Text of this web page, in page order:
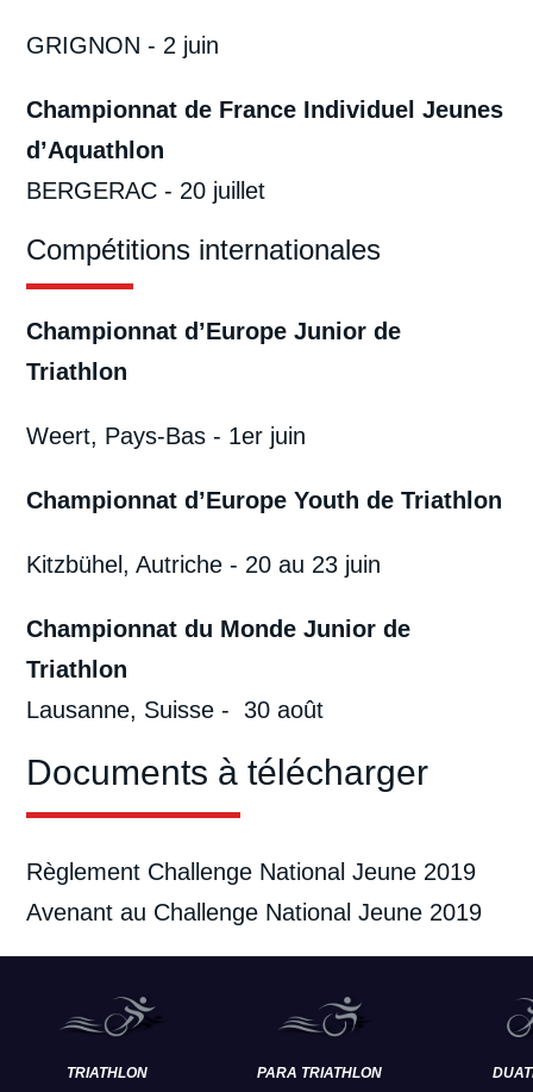
GRIGNON - 2 juin
Championnat de France Individuel Jeunes
d’Aquathlon
BERGERAC - 20 juillet
Compétitions internationales
Championnat d’Europe Junior de
Triathlon
Weert, Pays-Bas - 1er juin
Championnat d’Europe Youth de Triathlon
Kitzbühel, Autriche - 20 au 23 juin
Championnat du Monde Junior de
Triathlon
Lausanne, Suisse - 30 août
Documents à télécharger
Règlement Challenge National Jeune 2019
Avenant au Challenge National Jeune 2019
TRIATHLON PARA TRIATHLON